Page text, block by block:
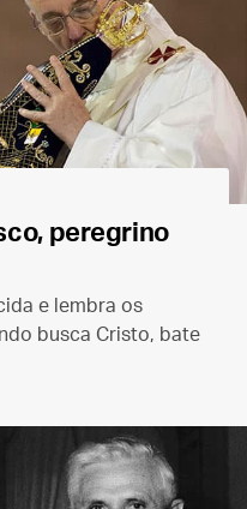
peregrino
e lembra os
busca Cristo, bate